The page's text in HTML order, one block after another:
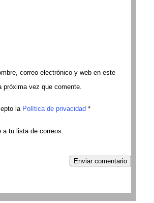
correo electrónico y web en este
próxima vez que comente.
la Política de privacidad *
a tu lista de correos.
Enviar comentario